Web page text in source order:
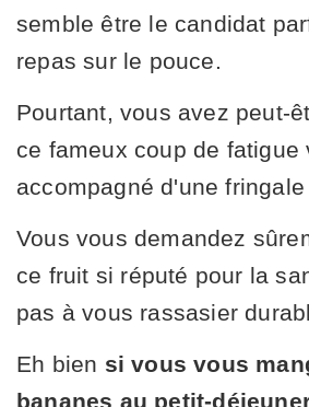
semble être le candidat
repas sur le pouce.
Pourtant, vous avez peut-
ce fameux coup de fatigue
accompagné d'une fringale
Vous vous demandez
ce fruit si réputé pour la
pas à vous rassasier
Eh bien si vous vous
bananes au petit-